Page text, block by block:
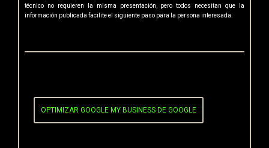
técnico no requieren la misma presentación, pero todos necesitan que la
información publicada facilite el siguiente paso para la persona interesada.
OPTIMIZAR GOOGLE MY BUSINESS DE GOOGLE